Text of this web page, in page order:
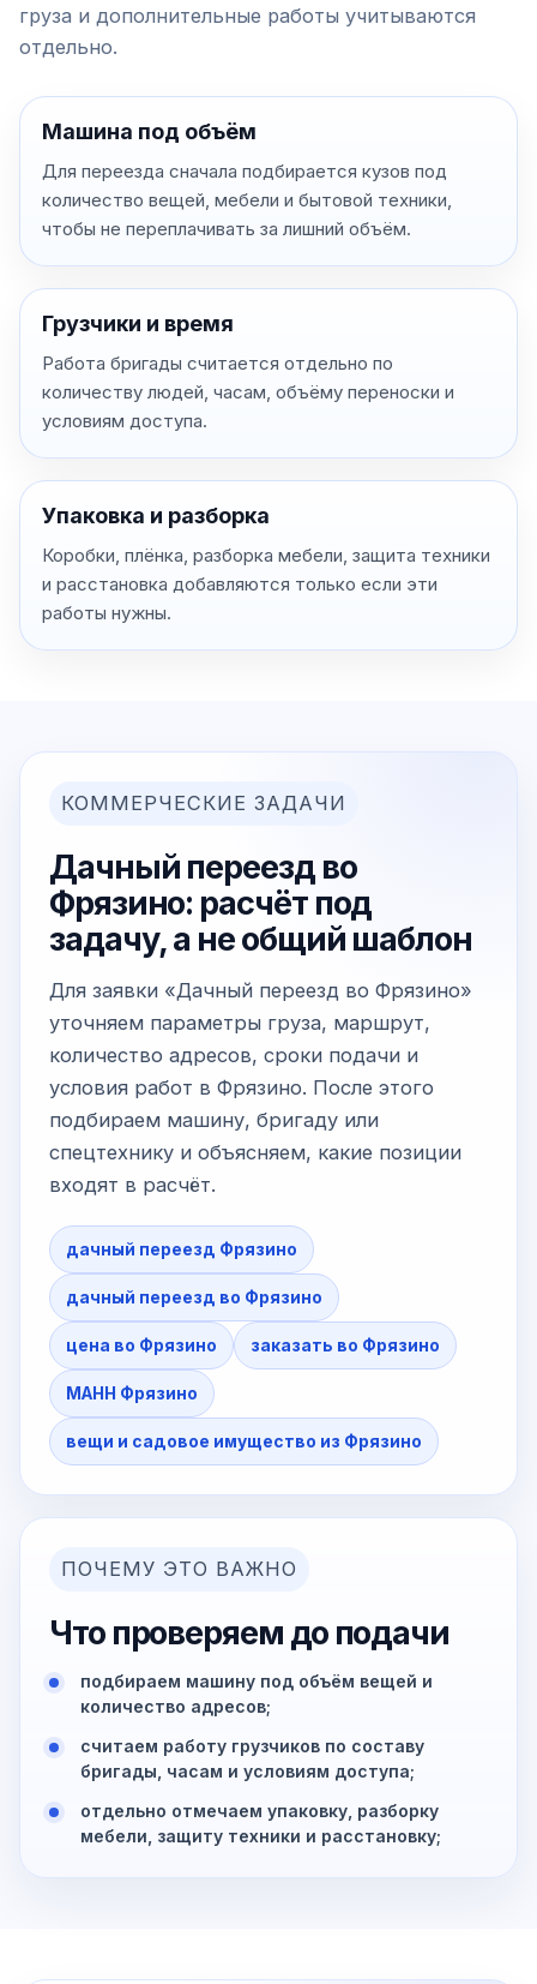
груза и дополнительные работы учитываются
отдельно.
Машина под объём
Для переезда сначала подбирается кузов под
количество вещей, мебели и бытовой техники,
чтобы не переплачивать за лишний объём.
Грузчики и время
Работа бригады считается отдельно по
количеству людей, часам, объёму переноски и
условиям доступа.
Упаковка и разборка
Коробки, плёнка, разборка мебели, защита техники
и расстановка добавляются только если эти
работы нужны.
КОММЕРЧЕСКИЕ ЗАДАЧИ
Дачный переезд во
Фрязино: расчёт под
задачу, а не общий шаблон
Для заявки «Дачный переезд во Фрязино»
уточняем параметры груза, маршрут,
количество адресов, сроки подачи и
условия работ в Фрязино. После этого
подбираем машину, бригаду или
спецтехнику и объясняем, какие позиции
входят в расчёт.
дачный переезд Фрязино
дачный переезд во Фрязино
цена во Фрязино заказать во Фрязино
МАНН Фрязино
вещи и садовое имущество из Фрязино
ПОЧЕМУ ЭТО ВАЖНО
Что проверяем до подачи
подбираем машину под объём вещей и
количество адресов;
считаем работу грузчиков по составу
бригады, часам и условиям доступа;
отдельно отмечаем упаковку, разборку
мебели, защиту техники и расстановку;